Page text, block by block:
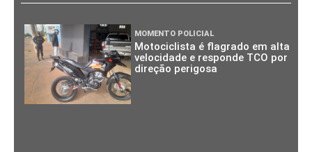
MOMENTO POLICIAL
Motociclista é flagrado em alta
velocidade e responde TCO por
direção perigosa